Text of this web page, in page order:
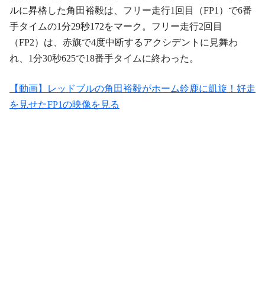
ルに昇格した角田裕毅は、フリー走行1回目（FP1）で6番
手タイムの1分29秒172をマーク。フリー走行2回目
（FP2）は、赤旗で4度中断するアクシデントに見舞わ
れ、1分30秒625で18番手タイムに終わった。
【動画】レッドブルの角田裕毅がホーム鈴鹿に凱旋！好走
を見せたFP1の映像を見る